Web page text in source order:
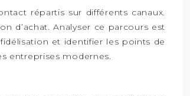
répartis sur différents canaux.
d’achat. Analyser ce parcours est
et identifier les points de
entreprises modernes.